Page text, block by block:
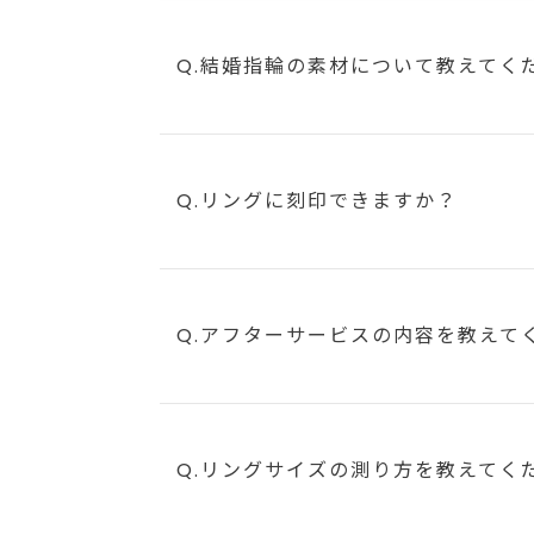
Q.結婚指輪の素材について教えてく
Q.リングに刻印できますか？
Q.アフターサービスの内容を教えて
Q.リングサイズの測り方を教えてく